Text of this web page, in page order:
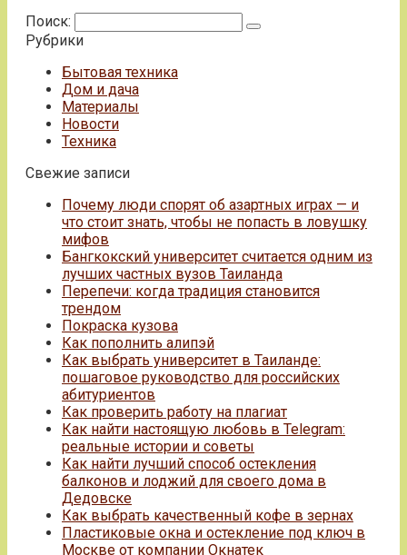
Поиск:
Рубрики
Бытовая техника
Дом и дача
Материалы
Новости
Техника
Свежие записи
Почему люди спорят об азартных играх — и
что стоит знать, чтобы не попасть в ловушку
мифов
Бангкокский университет считается одним из
лучших частных вузов Таиланда
Перепечи: когда традиция становится
трендом
Покраска кузова
Как пополнить алипэй
Как выбрать университет в Таиланде:
пошаговое руководство для российских
абитуриентов
Как проверить работу на плагиат
Как найти настоящую любовь в Telegram:
реальные истории и советы
Как найти лучший способ остекления
балконов и лоджий для своего дома в
Дедовске
Как выбрать качественный кофе в зернах
Пластиковые окна и остекление под ключ в
Москве от компании Окнатек